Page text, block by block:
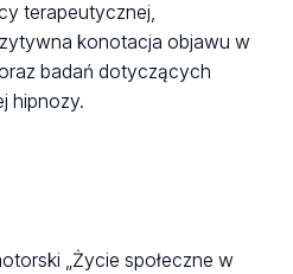
terapeutycznej,
konotacja objawu w
badań dotyczących
hipnozy.
„Życie społeczne w